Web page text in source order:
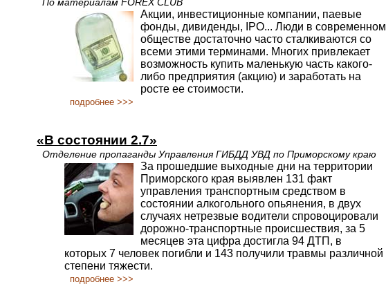
Акции, инвестиционные компании, паевые
фонды, дивиденды, IPO... Люди в современном
обществе достаточно часто сталкиваются со
всеми этими терминами. Многих привлекает
возможность купить маленькую часть какого-
либо предприятия (акцию) и заработать на
росте ее стоимости.
подробнее >>>
«В состоянии 2.7»
Отделение пропаганды Управления ГИБДД УВД по Приморскому краю
За прошедшие выходные дни на территории
Приморского края выявлен 131 факт
управления транспортным средством в
состоянии алкогольного опьянения, в двух
случаях нетрезвые водители спровоцировали
дорожно-транспортные происшествия, за 5
месяцев эта цифра достигла 94 ДТП, в
которых 7 человек погибли и 143 получили травмы различной
степени тяжести.
подробнее >>>